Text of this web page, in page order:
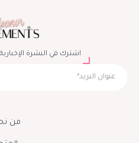
اشترك في النشرة
من